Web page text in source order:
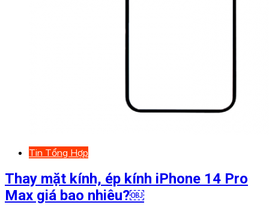
Tin Tổng Hợp
Thay mặt kính, ép kính iPhone 14 Pro
Max giá bao nhiêu?￼